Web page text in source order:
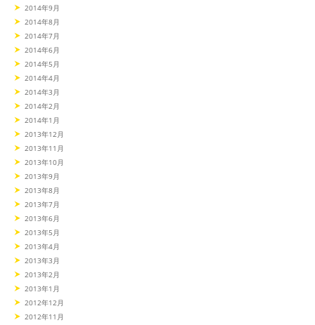
2014年9月
2014年8月
2014年7月
2014年6月
2014年5月
2014年4月
2014年3月
2014年2月
2014年1月
2013年12月
2013年11月
2013年10月
2013年9月
2013年8月
2013年7月
2013年6月
2013年5月
2013年4月
2013年3月
2013年2月
2013年1月
2012年12月
2012年11月